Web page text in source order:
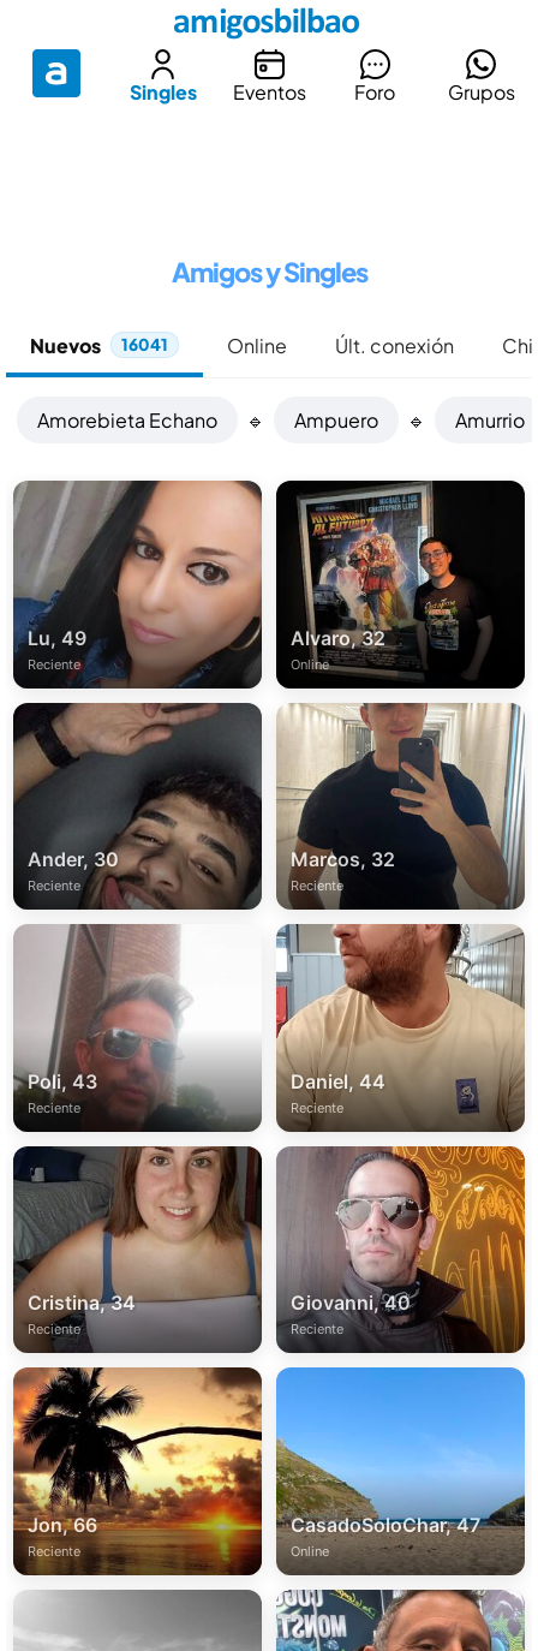
Singles Eventos Foro Grupos
Amigos y Singles
Nuevos 16041 Online Últ. conexión
Amorebieta Echano 🔹 Ampuero 🔹 Amurrio
Lu, 49
Reciente
Alvaro, 32
Online
Ander, 30
Reciente
Marcos, 32
Reciente
Poli, 43
Reciente
Daniel, 44
Reciente
Cristina, 34
Reciente
Giovanni, 40
Reciente
Jon, 66
Reciente
CasadoSoloChar, 47
Online